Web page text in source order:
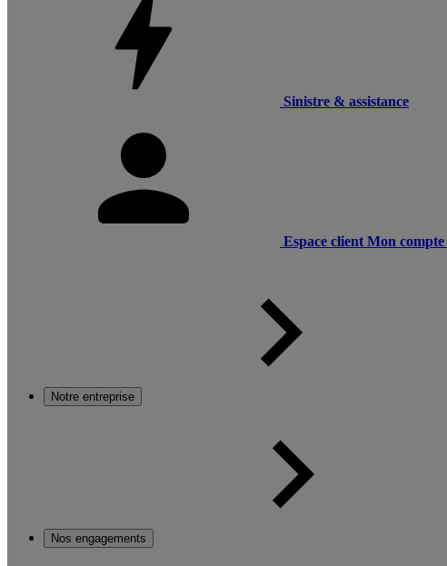
Sinistre & assistance
Espace client Mon compte
Notre entreprise
Nos engagements